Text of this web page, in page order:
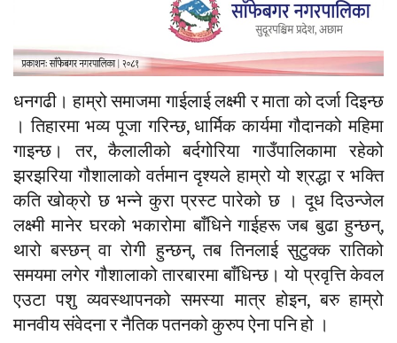
धनगढी। ​हाम्रो समाजमा गाईलाई लक्ष्मी र माता को दर्जा दिइन्छ
। तिहारमा भव्य पूजा गरिन्छ, धार्मिक कार्यमा गौदानको महिमा
गाइन्छ। तर, कैलालीको बर्दगोरिया गाउँपालिकामा रहेको
झरझरिया गौशालाको वर्तमान दृश्यले हाम्रो यो श्रद्धा र भक्ति
कति खोक्रो छ भन्ने कुरा प्रस्ट पारेको छ । दूध दिउन्जेल
लक्ष्मी मानेर घरको भकारोमा बाँधिने गाईहरू जब बुढा हुन्छन्,
थारो बस्छन् वा रोगी हुन्छन्, तब तिनलाई सुटुक्क रातिको
समयमा लगेर गौशालाको तारबारमा बाँधिन्छ। यो प्रवृत्ति केवल
एउटा पशु व्यवस्थापनको समस्या मात्र होइन, बरु हाम्रो
मानवीय संवेदना र नैतिक पतनको कुरुप ऐना पनि हो ।